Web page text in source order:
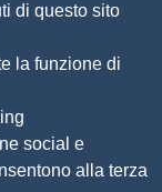
di questo sito
la funzione di
social e
alla terza